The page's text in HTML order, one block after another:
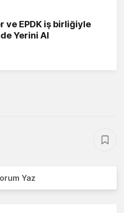
ve EPDK iş birliğiyle
Yerini Al
Yaz